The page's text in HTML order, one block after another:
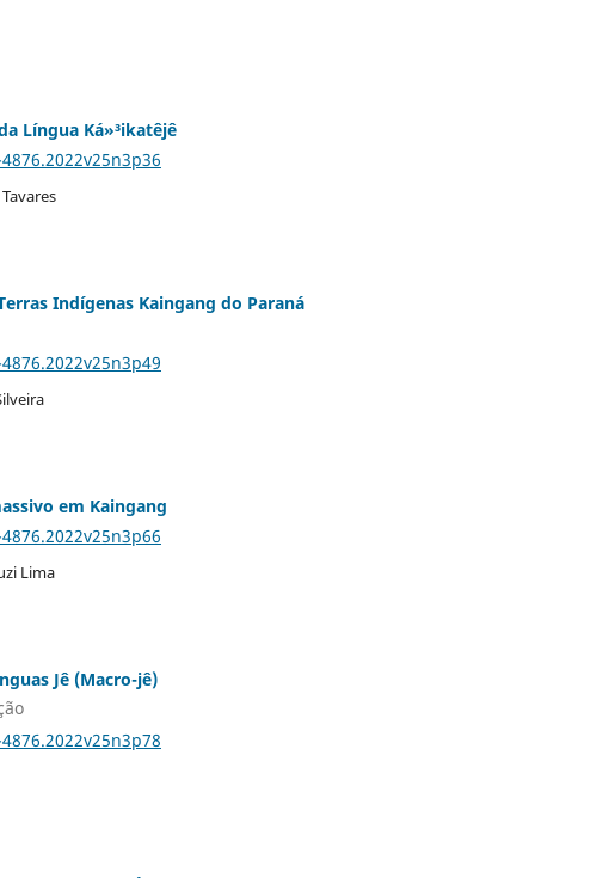
Língua Ká»³ikatêjê
Indígenas Kaingang do Paraná
em Kaingang
Lima
Jê (Macro-jê)